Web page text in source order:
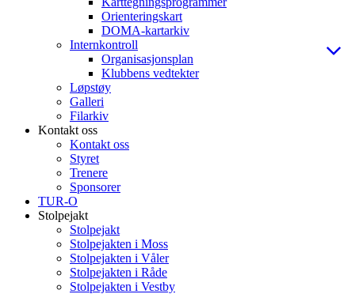
Orienteringskart
DOMA-kartarkiv
Internkontroll
Organisasjonsplan
Klubbens vedtekter
Løpstøy
Galleri
Filarkiv
Kontakt oss
Kontakt oss
Styret
Trenere
Sponsorer
TUR-O
Stolpejakt
Stolpejakt
Stolpejakten i Moss
Stolpejakten i Våler
Stolpejakten i Råde
Stolpejakten i Vestby